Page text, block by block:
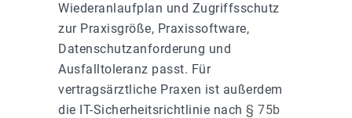
Wiederanlaufplan und Zugriffsschutz
zur Praxisgröße, Praxissoftware,
Datenschutzanforderung und
Ausfalltoleranz passt. Für
vertragsärztliche Praxen ist außerdem
die IT-Sicherheitsrichtlinie nach § 75b